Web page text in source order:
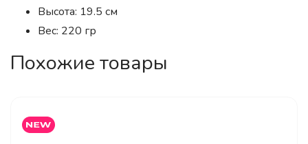
Высота: 19.5 см
Вес: 220 гр
Похожие товары